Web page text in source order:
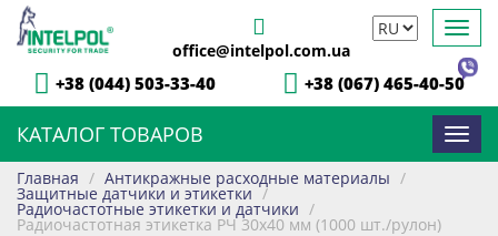
office@intelpol.com.ua
+38 (044) 503-33-40 +38 (067) 465-40-50
КАТАЛОГ ТОВАРОВ
Главная / Антикражные расходные материалы /
Защитные датчики и этикетки /
Радиочастотные этикетки и датчики /
Радиочастотная этикетка РЧ 30х40 мм (1000 шт./рулон)